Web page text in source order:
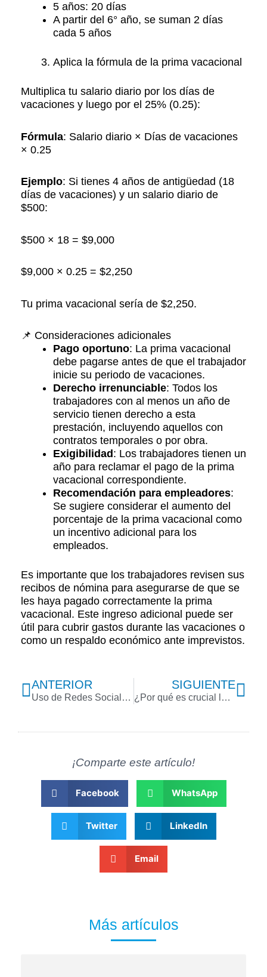
5 años: 20 días
A partir del 6° año, se suman 2 días
cada 5 años​
Aplica la fórmula de la prima vacacional
Multiplica tu salario diario por los días de
vacaciones y luego por el 25% (0.25):​
Fórmula: Salario diario × Días de vacaciones
× 0.25​
Ejemplo: Si tienes 4 años de antigüedad (18
días de vacaciones) y un salario diario de
$500:​
$500 × 18 = $9,000​
$9,000 × 0.25 = $2,250​
Tu prima vacacional sería de $2,250.​
📌 Consideraciones adicionales
Pago oportuno: La prima vacacional
debe pagarse antes de que el trabajador
inicie su periodo de vacaciones.​
Derecho irrenunciable: Todos los
trabajadores con al menos un año de
servicio tienen derecho a esta
prestación, incluyendo aquellos con
contratos temporales o por obra.​
Exigibilidad : Los trabajadores tienen un
año para reclamar el pago de la prima
vacacional correspondiente.​
Recomendación para empleadores:
Se sugiere considerar el aumento del
porcentaje de la prima vacacional como
un incentivo adicional para los
empleados.​
Es importante que los trabajadores revisen sus
recibos de nómina para asegurarse de que se
les haya pagado correctamente la prima
vacacional. Este ingreso adicional puede ser
útil para cubrir gastos durante las vacaciones o
como un respaldo económico ante imprevistos.​
Previo
ANTERIOR
Uso de Redes Sociales en el Trabajo: ¿Puede Ser Motivo de Despido Justificado?
SIGUIENTE
¿Por qué es crucial la analítica ante las reformas laborales?
¡Comparte este artículo!
Facebook WhatsApp
Twitter LinkedIn
Email
Más artículos